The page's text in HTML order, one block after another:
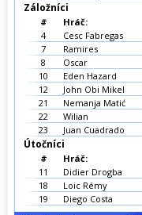
Záložníci
#
Hráč:
4
Cesc Fabregas
7
Ramires
8
Oscar
10
Eden Hazard
12
John Obi Mikel
21
Nemanja Matić
22
Wilian
23
Juan Cuadrado
Útočníci
#
Hráč:
11
Didier Drogba
18
Loic Rémy
19
Diego Costa